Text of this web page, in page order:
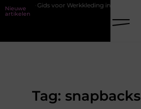
Nieuwe
artikelen
Gids voor Werkkleding in Purmerend
Tag: